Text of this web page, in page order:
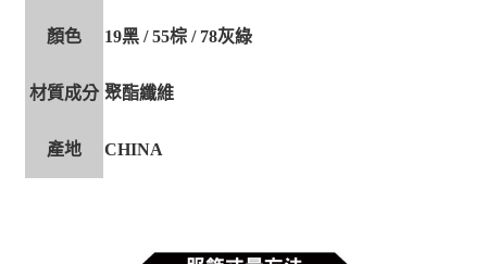
顏色 19黑 / 55棕 / 78灰綠
材質成分 聚酯纖維
產地 CHINA